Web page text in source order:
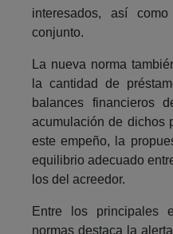
interesados, así
conjunto.
La nueva norma
la cantidad de
balances financieros
acumulación de dichos
este empeño, la
equilibrio adecuado
los del acreedor.
Entre los principales
normas destaca la